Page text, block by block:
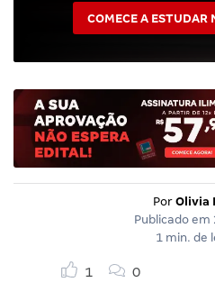
COMECE A ESTUDAR
Por Olivia
Publicado em
1 min. de
1 0